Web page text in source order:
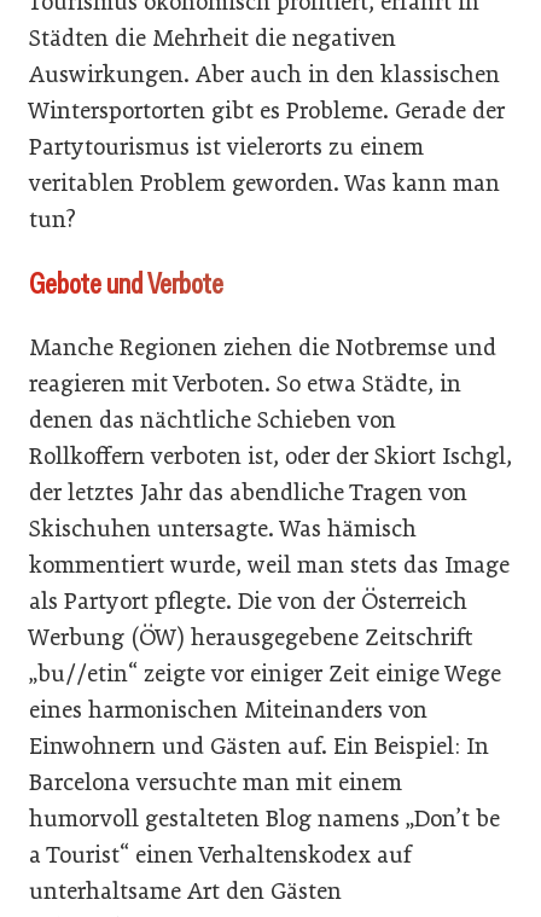
Städten die Mehrheit die negativen
Auswirkungen. Aber auch in den klassischen
Wintersportorten gibt es Probleme. Gerade der
Partytourismus ist vielerorts zu einem
veritablen Problem geworden. Was kann man
tun?
Gebote und Verbote
Manche Regionen ziehen die Notbremse und
reagieren mit Verboten. So etwa Städte, in
denen das nächtliche Schieben von
Rollkoffern verboten ist, oder der Skiort Ischgl,
der letztes Jahr das abendliche Tragen von
Skischuhen untersagte. Was hämisch
kommentiert wurde, weil man stets das Image
als Partyort pflegte. Die von der Österreich
Werbung (ÖW) herausgegebene Zeitschrift
„bu//etin“ zeigte vor einiger Zeit einige Wege
eines harmonischen Miteinanders von
Einwohnern und Gästen auf. Ein Beispiel: In
Barcelona versuchte man mit einem
humorvoll gestalteten Blog namens „Don’t be
a Tourist“ einen Verhaltenskodex auf
unterhaltsame Art den Gästen